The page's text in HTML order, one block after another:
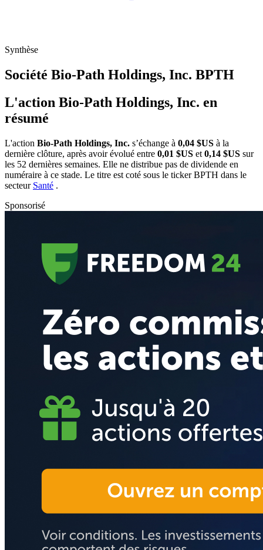
Synthèse
Société Bio-Path Holdings, Inc. BPTH
L'action Bio-Path Holdings, Inc. en
résumé
L'action Bio-Path Holdings, Inc. s’échange à 0,04 $US à la
dernière clôture, après avoir évolué entre 0,01 $US et 0,14 $US sur
les 52 dernières semaines. Elle ne distribue pas de dividende en
numéraire à ce stade. Le titre est coté sous le tickerBPTH dans le
secteur Santé .
Sponsorisé